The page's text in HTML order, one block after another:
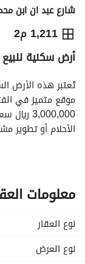
شارع عبد ان ابن
1,211 م2
⃁
3,000,000
التفاصيل
أرض سكنية للبيع
الأحلام أو تطوير
- الموقع: الفتح،
- السعر: 3,000,000 ريال سعودي
- مساحة الأرض: 0 متر مربع (تفاصيل المساحة المحددة غير متوفرة)
- مفروش: لا
- المرافق تشمل:
- الكهرباء
معلومات
نوع العقار
نوع العرض